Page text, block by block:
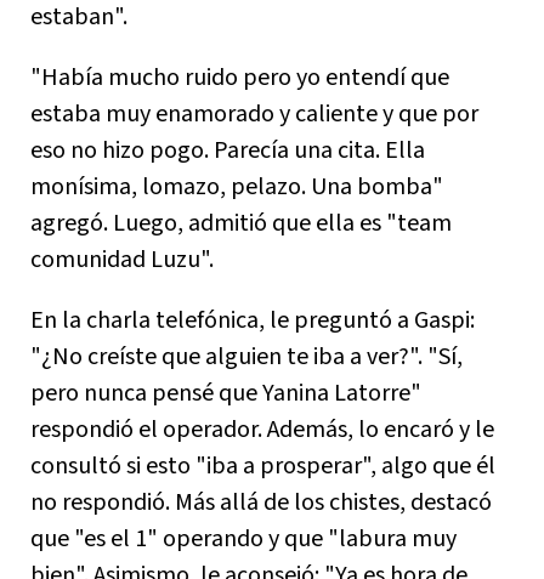
estaban".
"Había mucho ruido pero yo entendí que
estaba muy enamorado y caliente y que por
eso no hizo pogo. Parecía una cita. Ella
monísima, lomazo, pelazo. Una bomba"
agregó. Luego, admitió que ella es "team
comunidad Luzu".
En la charla telefónica, le preguntó a Gaspi:
"¿No creíste que alguien te iba a ver?". "Sí,
pero nunca pensé que Yanina Latorre"
respondió el operador. Además, lo encaró y le
consultó si esto "iba a prosperar", algo que él
no respondió. Más allá de los chistes, destacó
que "es el 1" operando y que "labura muy